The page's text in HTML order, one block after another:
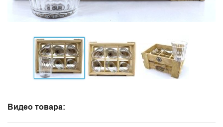
Видео товара: